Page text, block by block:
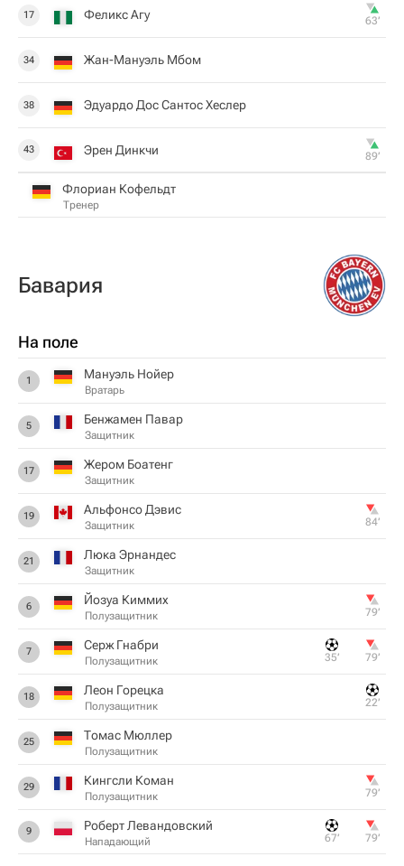
17 Феликс Агу 63‎’‎
34 Жан-Мануэль Мбом
38 Эдуардо Дос Сантос Хеслер
43 Эрен Динкчи 89‎’‎
Флориан Кофельдт
Тренер
Бавария
На поле
1 Мануэль Нойер
Вратарь
5 Бенжамен Павар
Защитник
17 Жером Боатенг
Защитник
19 Альфонсо Дэвис
Защитник 84‎’‎
21 Люка Эрнандес
Защитник
6 Йозуа Киммих
Полузащитник 79‎’‎
7 Серж Гнабри
Полузащитник 35‎’‎ 79‎’‎
18 Леон Горецка
Полузащитник 22‎’‎
25 Томас Мюллер
Полузащитник
29 Кингсли Коман
Полузащитник 79‎’‎
9 Роберт Левандовский
Нападающий 67‎’‎ 79‎’‎